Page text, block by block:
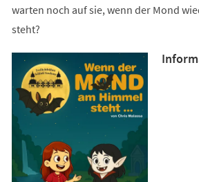
warten noch auf sie, wenn der Mond
steht?